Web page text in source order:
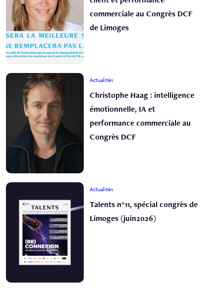
commerciale au Congrès DCF
de Limoges
Actualités
Christophe Haag : intelligence
émotionnelle, IA et
performance commerciale au
Congrès DCF
Actualités
Talents n°11, spécial congrès de
Limoges (juin2026)